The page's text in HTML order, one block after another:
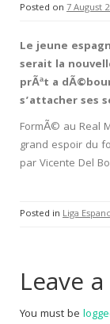
Posted on 7 August
Le jeune
serait la
prÃªt a
s’attacher ses
FormÃ© au Real
grand espoir du
par Vicente Del
Posted in Liga
Leave
You must be